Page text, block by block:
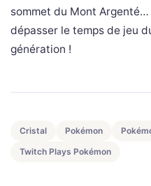
sommet du Mont
dépasser le temps de jeu
génération !
Cristal Pokémon
Twitch Plays Pokémon